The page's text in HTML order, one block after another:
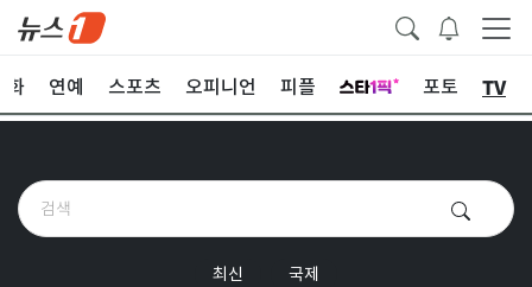
화 연예 스포츠 오피니언 피플 포토 TV
최신 국제